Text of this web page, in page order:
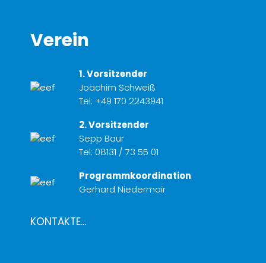
Verein
1. Vorsitzender
Joachim Schweiß
Tel: +49 170 2243941
2. Vorsitzender
Sepp Baur
Tel: 08131 / 73 55 01
Programmkoordination
Gerhard Niedermair
KONTAKTE...